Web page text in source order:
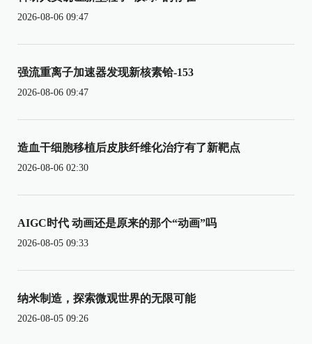
2026-08-06 09:47
强流重离子加速器发现新核素铪-153
2026-08-06 09:47
造血干细胞移植后皮肤纤维化治疗有了新靶点
2026-08-06 02:30
AIGC时代 动画还是原来的那个“动画”吗
2026-08-05 09:33
纳米制造，探索微观世界的无限可能
2026-08-05 09:26